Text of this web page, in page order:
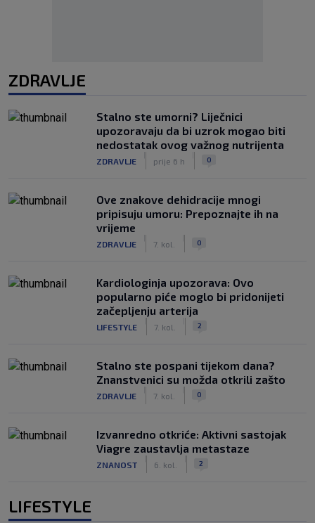
ZDRAVLJE
Stalno ste umorni? Liječnici
upozoravaju da bi uzrok mogao biti
nedostatak ovog važnog nutrijenta
ZDRAVLJE prije 6 h 0
Ove znakove dehidracije mnogi
pripisuju umoru: Prepoznajte ih na
vrijeme
ZDRAVLJE 7. kol. 0
Kardiologinja upozorava: Ovo
popularno piće moglo bi pridonijeti
začepljenju arterija
LIFESTYLE 7. kol. 2
Stalno ste pospani tijekom dana?
Znanstvenici su možda otkrili zašto
ZDRAVLJE 7. kol. 0
Izvanredno otkriće: Aktivni sastojak
Viagre zaustavlja metastaze
ZNANOST 6. kol. 2
LIFESTYLE